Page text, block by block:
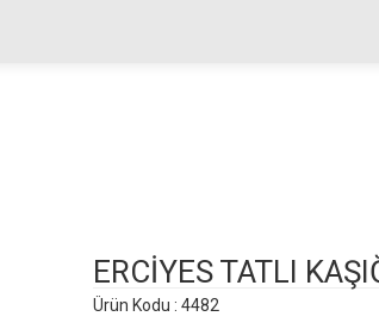
ERCİYES TATLI
Ürün Kodu : 4482